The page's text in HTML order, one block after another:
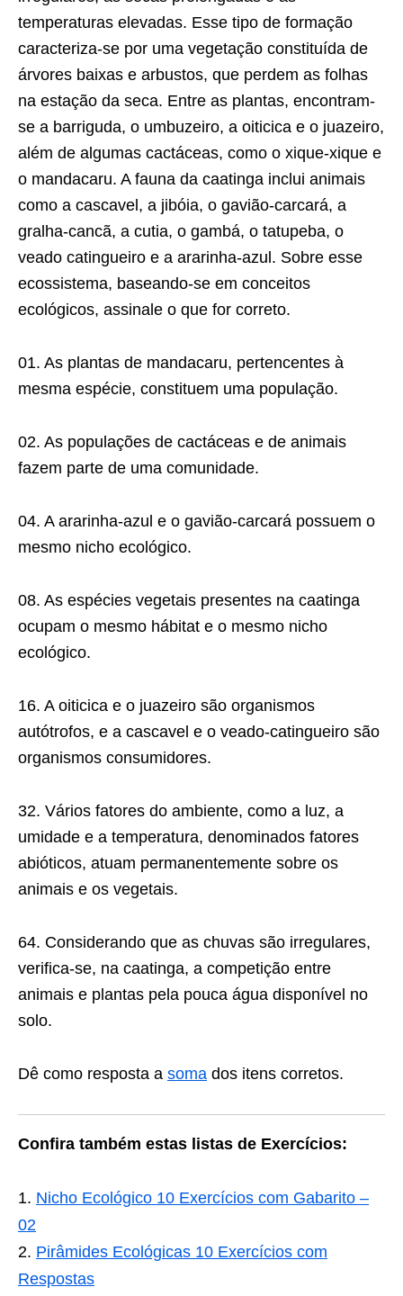
temperaturas elevadas. Esse tipo de formação
caracteriza-se por uma vegetação constituída de
árvores baixas e arbustos, que perdem as folhas
na estação da seca. Entre as plantas, encontram-
se a barriguda, o umbuzeiro, a oiticica e o juazeiro,
além de algumas cactáceas, como o xique-xique e
o mandacaru. A fauna da caatinga inclui animais
como a cascavel, a jibóia, o gavião-carcará, a
gralha-cancã, a cutia, o gambá, o tatupeba, o
veado catingueiro e a ararinha-azul. Sobre esse
ecossistema, baseando-se em conceitos
ecológicos, assinale o que for correto.
01. As plantas de mandacaru, pertencentes à
mesma espécie, constituem uma população.
02. As populações de cactáceas e de animais
fazem parte de uma comunidade.
04. A ararinha-azul e o gavião-carcará possuem o
mesmo nicho ecológico.
08. As espécies vegetais presentes na caatinga
ocupam o mesmo hábitat e o mesmo nicho
ecológico.
16. A oiticica e o juazeiro são organismos
autótrofos, e a cascavel e o veado-catingueiro são
organismos consumidores.
32. Vários fatores do ambiente, como a luz, a
umidade e a temperatura, denominados fatores
abióticos, atuam permanentemente sobre os
animais e os vegetais.
64. Considerando que as chuvas são irregulares,
verifica-se, na caatinga, a competição entre
animais e plantas pela pouca água disponível no
solo.
Dê como resposta a soma dos itens corretos.
Confira também estas listas de Exercícios:
Nicho Ecológico 10 Exercícios com Gabarito –
02
Pirâmides Ecológicas 10 Exercícios com
Respostas